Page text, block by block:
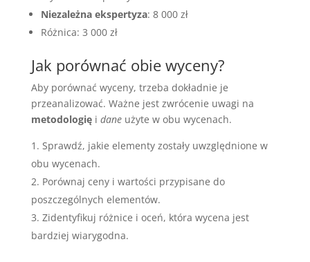
Niezależna ekspertyza: 8 000 zł
Różnica: 3 000 zł
Jak porównać obie wyceny?
Aby porównać wyceny, trzeba dokładnie je
przeanalizować. Ważne jest zwrócenie uwagi na
metodologięi daneużyte w obu wycenach.
Sprawdź, jakie elementy zostały uwzględnione w
obu wycenach.
Porównaj ceny i wartości przypisane do
poszczególnych elementów.
Zidentyfikuj różnice i oceń, która wycena jest
bardziej wiarygodna.